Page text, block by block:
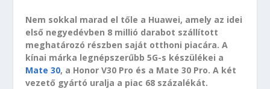
Nem sokkal marad el tőle a Huawei, amely az idei
első negyedévben 8 millió darabot szállított
meghatározó részben saját otthoni piacára. A
kínai márka legnépszerűbb 5G-s készülékei a
Mate 30, a Honor V30 Pro és a Mate 30 Pro. A két
vezető gyártó uralja a piac 68 százalékát.